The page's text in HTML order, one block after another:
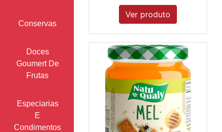
Conservas
Doces
Goumert De
Frutas
Especiarias
E
Condimentos
Ver produto